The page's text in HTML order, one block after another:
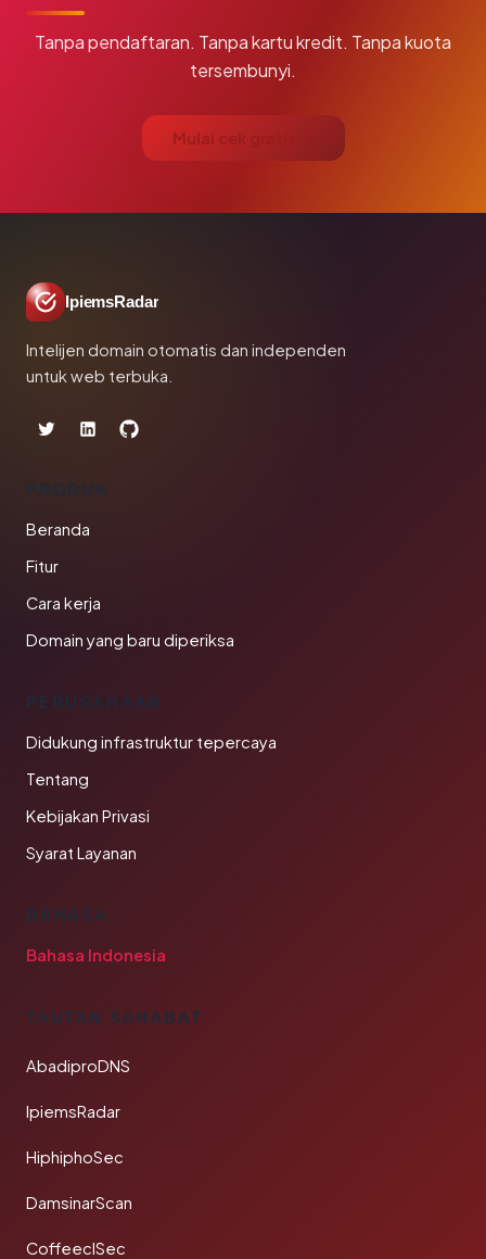
Tanpa pendaftaran. Tanpa kartu kredit. Tanpa kuota
tersembunyi.
Mulai cek gratis →
IpiemsRadar
Intelijen domain otomatis dan independen
untuk web terbuka.
PRODUK
Beranda
Fitur
Cara kerja
Domain yang baru diperiksa
PERUSAHAAN
Didukung infrastruktur tepercaya
Tentang
Kebijakan Privasi
Syarat Layanan
BAHASA
Bahasa Indonesia
TAUTAN SAHABAT
AbadiproDNS
IpiemsRadar
HiphiphoSec
DamsinarScan
CoffeeclSec